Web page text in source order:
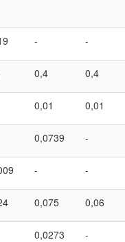
- -
0,4 0,4
0,01 0,01
0,0739 -
- -
0,075 0,06
0,0273 -